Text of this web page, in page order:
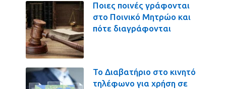
Ποιες ποινές γράφονται
στο Ποινικό Μητρώο και
πότε διαγράφονται
Το Διαβατήριο στο κινητό
τηλέφωνο για χρήση σε